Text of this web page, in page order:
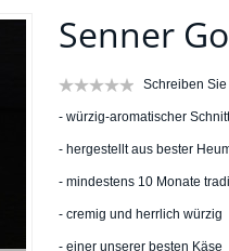
Senner
Schreiben
- würzig-aromatischer
- hergestellt aus bester
- mindestens 10 Monate
- cremig und herrlich würzig
- einer unserer besten Käse